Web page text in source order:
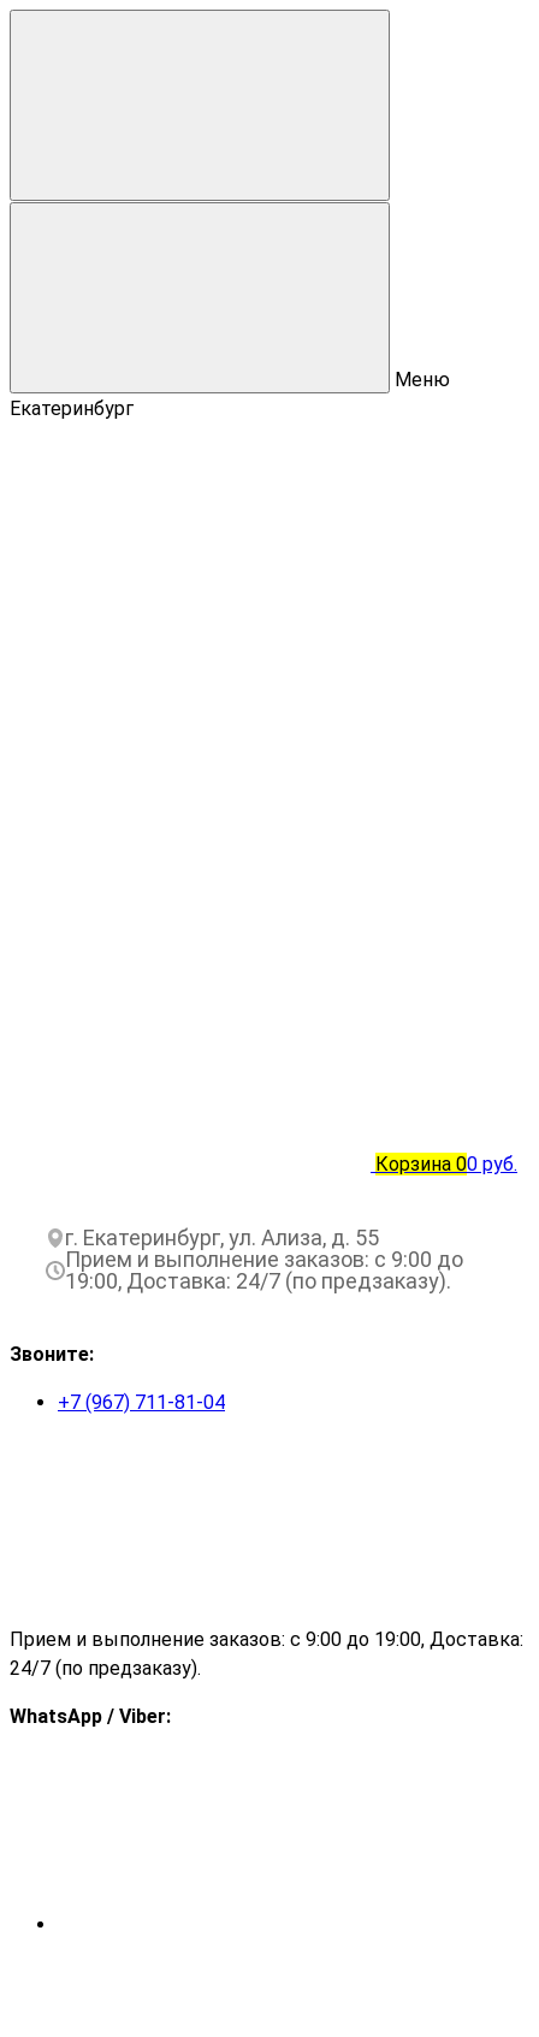
Меню
Екатеринбург
Корзина 00 руб.
г. Екатеринбург, ул. Ализа, д. 55
Прием и выполнение заказов: с 9:00 до
19:00, Доставка: 24/7 (по предзаказу).
Звоните:
+7 (967) 711-81-04
Прием и выполнение заказов: с 9:00 до 19:00, Доставка:
24/7 (по предзаказу).
WhatsApp / Viber: